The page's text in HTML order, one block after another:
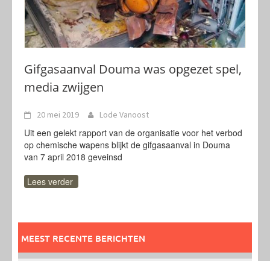
Gifgasaanval Douma was opgezet spel,
media zwijgen
20 mei 2019 Lode Vanoost
Uit een gelekt rapport van de organisatie voor het verbod
op chemische wapens blijkt de gifgasaanval in Douma
van 7 april 2018 geveinsd
Lees verder
MEEST RECENTE BERICHTEN